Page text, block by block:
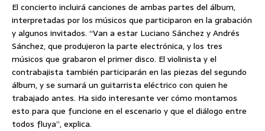
El concierto incluirá canciones de ambas partes del álbum,
interpretadas por los músicos que participaron en la grabación
y algunos invitados. “Van a estar Luciano Sánchez y Andrés
Sánchez, que produjeron la parte electrónica, y los tres
músicos que grabaron el primer disco. El violinista y el
contrabajista también participarán en las piezas del segundo
álbum, y se sumará un guitarrista eléctrico con quien he
trabajado antes. Ha sido interesante ver cómo montamos
esto para que funcione en el escenario y que el diálogo entre
todos fluya”, explica.